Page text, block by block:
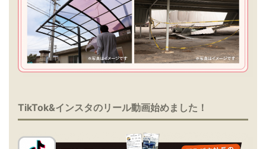
TikTok&インスタのリール動画始めました！